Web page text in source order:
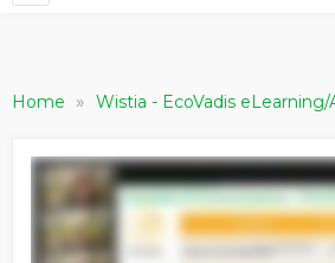
Home » Wistia - EcoVadis